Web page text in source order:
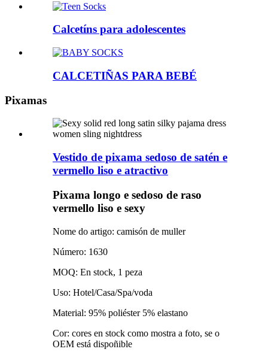
Calcetíns para adolescentes
CALCETIÑAS PARA BEBÉ
Pixamas
Vestido de pixama sedoso de satén e
vermello liso e atractivo
Pixama longo e sedoso de raso
vermello liso e sexy
Nome do artigo: camisón de muller
Número: 1630
MOQ: En stock, 1 peza
Uso: Hotel/Casa/Spa/voda
Material: 95% poliéster 5% elastano
Cor: cores en stock como mostra a foto, se o
OEM está dispoñible